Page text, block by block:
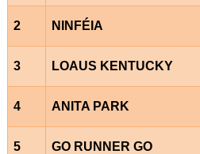
2 NINFÉIA
3 LOAUS KENTUCKY
4 ANITA PARK
5 GO RUNNER GO